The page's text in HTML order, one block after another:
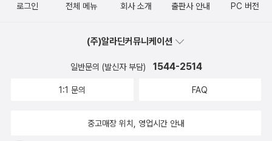
로그인 전체 메뉴 회사 소개 출판사 안내 PC 버전
(주)알라딘커뮤니케이션
일반문의 (발신자 부담) 1544-2514
1:1 문의 FAQ
중고매장 위치, 영업시간 안내